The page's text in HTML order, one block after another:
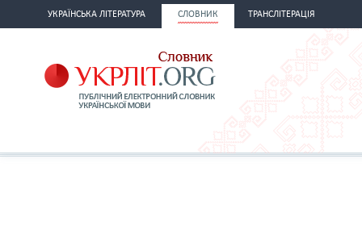
УКРАЇНСЬКА ЛІТЕРАТУРА СЛОВНИК ТРАНСЛІТЕРАЦІЯ